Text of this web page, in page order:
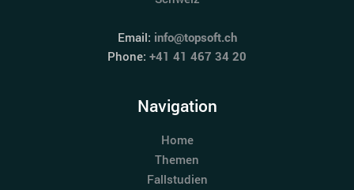
Email: info@topsoft.ch
Phone: +41 41 467 34 20
Navigation
Home
Themen
Fallstudien